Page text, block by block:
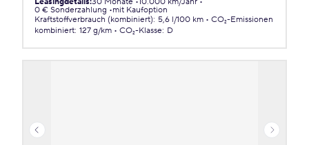
0 € Sonderzahlung
mit Kaufoption
Kraftstoffverbrauch (kombiniert): 5,6 l/100 km
CO₂-Emissionen
kombiniert: 127 g/km CO₂-Klasse: D